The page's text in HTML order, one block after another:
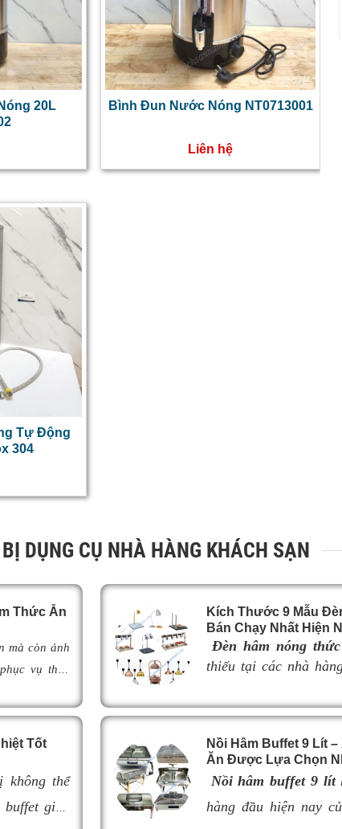
20L
Bình Đun Nước Nóng NT0713001
Liên hệ
Tự Động
304
DỤNG CỤ NHÀ HÀNG KHÁCH SẠN
Thức Ăn
mà còn ảnh
vụ thực
nghỉ dưỡng
thơm
được mẫu
giữ nhiệt
Kích Thước 9 Mẫu
Bán Chạy Nhất Hiện
Đèn hâm nóng
thiếu tại các nhà
món ăn luôn nóng
thẩm mỹ và tạo nên
bày thực phẩm.
Tuy nhiên, việc lựa
không phù hợp có
Tốt
không thể
giúp
Nồi Hâm Buffet 9 Lít
Ăn Được Lựa Chọn
Nồi hâm buffet 9 lít
hàng đầu hiện nay